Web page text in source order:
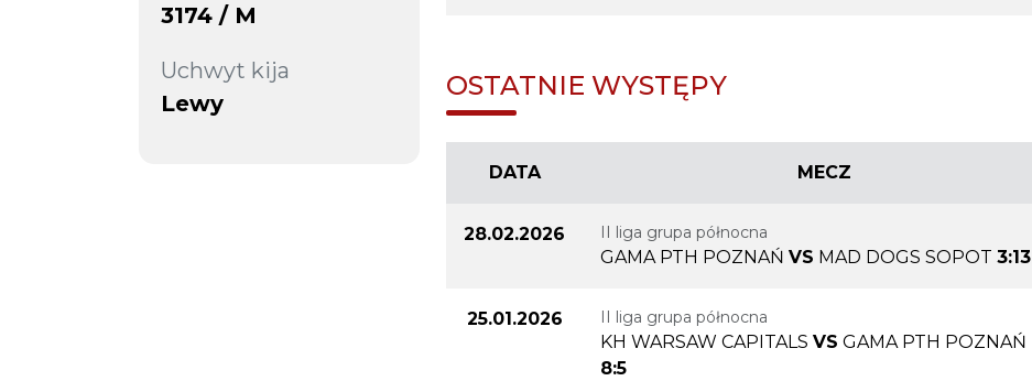
3174 / M
Uchwyt kija
Lewy
OSTATNIE WYSTĘPY
DATA MECZ
28.02.2026 II liga grupa północna
GAMA PTH POZNAŃ VS MAD DOGS SOPOT 3:13
25.01.2026 II liga grupa północna
KH WARSAW CAPITALS VS GAMA PTH POZNAŃ
8:5